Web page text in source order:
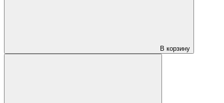
В корзину